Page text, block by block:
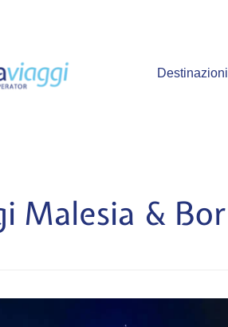
Destinazioni
Malesia &